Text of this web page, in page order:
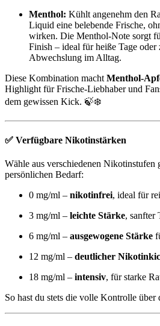
Menthol: Kühlt angenehm den
Liquid eine belebende Frische,
wirken. Die Menthol-Note sorgt
Finish – ideal für heiße Tage oder
Abwechslung im Alltag.
Diese Kombination macht Menthol-
Highlight für Frische-Liebhaber und
dem gewissen Kick. 🍃❄️
✅ Verfügbare Nikotinstärken
Wähle aus verschiedenen Nikotinstufen
persönlichen Bedarf:
0 mg/ml – nikotinfrei, ideal für
3 mg/ml – leichte Stärke, sanfter
6 mg/ml – ausgewogene Stärke
12 mg/ml – deutlicher
18 mg/ml – intensiv, für starke
So hast du stets die volle Kontrolle über